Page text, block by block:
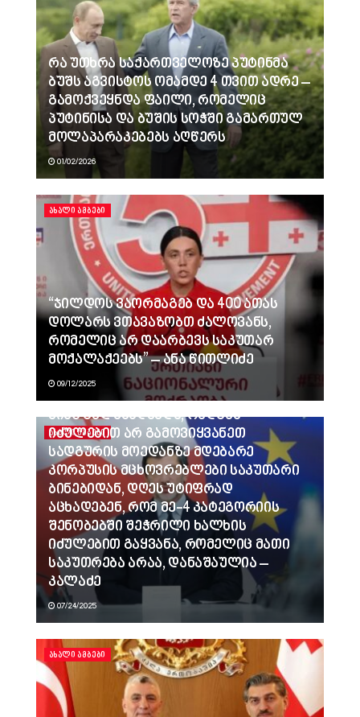
რა უთხრა საქართველოზე პუტინმა
ბუშს აგვისტოს ომამდე 4 თვით ადრე –
გამოქვეყნდა ფაილი, რომელიც
პუტინისა და ბუშის სოჭში გამართულ
მოლაპარაკებებს აღწერს
01/02/2026
ᲐᲮᲐᲚᲘ ᲐᲛᲑᲔᲑᲘ
“ჯილდოს ვაორმაგებ და 400 ათას
დოლარს ვთავაზობთ ძალოვანს,
რომელიც არ დაარბევს საკუთარ
მოქალაქეებს” – ანა წითლიძე
09/12/2025
ᲐᲮᲐᲚᲘ ᲐᲛᲑᲔᲑᲘ
ვინც გვლანძღავდა, რადგან
იძულებით არ გამოვიყვანეთ
სადგურის მოედანზე მდებარე
კორპუსის მცხოვრებლები საკუთარი
ბინებიდან, დღეს უტიფრად
აცხადებენ, რომ მე-4 კატეგორიის
შენობებში შეჭრილი ხალხის
იძულებით გაყვანა, რომელიც მათი
საკუთრება არაა, დანაშაულია –
კალაძე
07/24/2025
ᲐᲮᲐᲚᲘ ᲐᲛᲑᲔᲑᲘ